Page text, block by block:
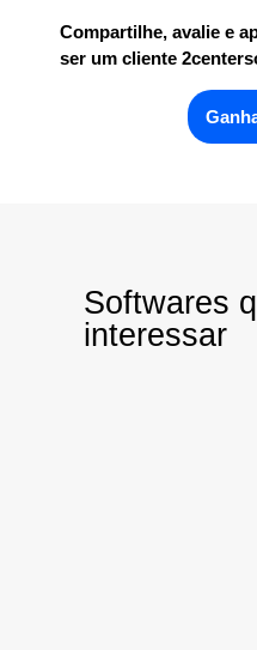
Compartilhe, avalie e
ser um cliente
Softwares
interessar